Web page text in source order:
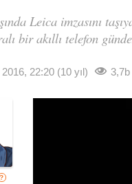
Leica imzasını
bir akıllı telefon
22:20 (10 yıl) 3,7b
?